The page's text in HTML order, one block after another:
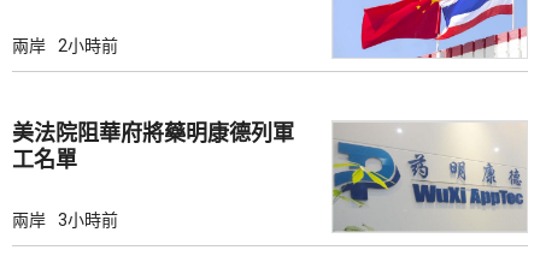
兩岸 2小時前
美法院阻華府將藥明康德列軍
工名單
兩岸 3小時前